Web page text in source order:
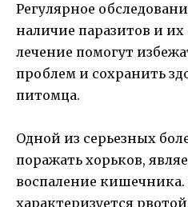
Регулярное
наличие паразитов и
лечение помогут
проблем и сохранить
питомца.
Одной из серьезных
поражать хорьков,
воспаление кишечника.
характеризуется